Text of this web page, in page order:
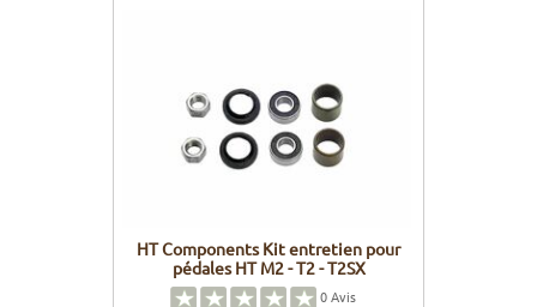
HT Components Kit entretien pour
pédales HT M2 - T2 - T2SX
0Avis